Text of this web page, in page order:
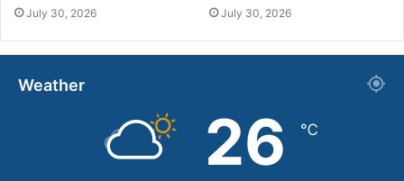
July 30, 2026 July 30, 2026
Weather
26 ℃